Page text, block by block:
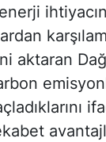
aktaran